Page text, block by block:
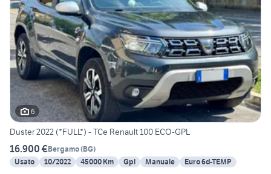
6
Duster 2022 (*FULL*) - TCe Renault 100 ECO-GPL
16.900 €Bergamo(BG)
Usato
10/2022 45000 Km Gpl Manuale Euro 6d-TEMP